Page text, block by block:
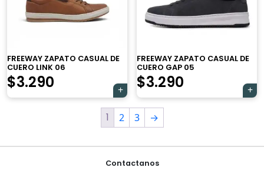
FREEWAY ZAPATO CASUAL DE
CUERO LINK 06
$3.290
FREEWAY ZAPATO CASUAL DE
CUERO GAP 05
$3.290
1 2 3 →
Contactanos
×
automáticamente.